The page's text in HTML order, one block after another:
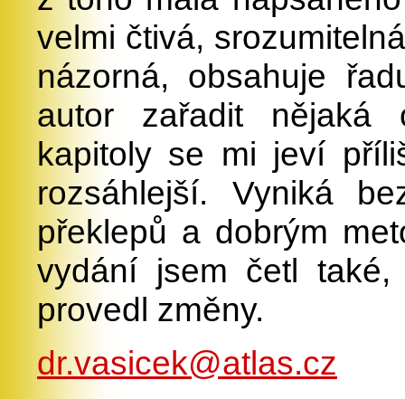
velmi čtivá,
názorná, obsahuje
autor zařadit nějaká
kapitoly se mi jeví
rozsáhlejší. Vyniká
překlepů a dobrým
vydání jsem četl
provedl změny.
dr.vasicek@atlas.cz